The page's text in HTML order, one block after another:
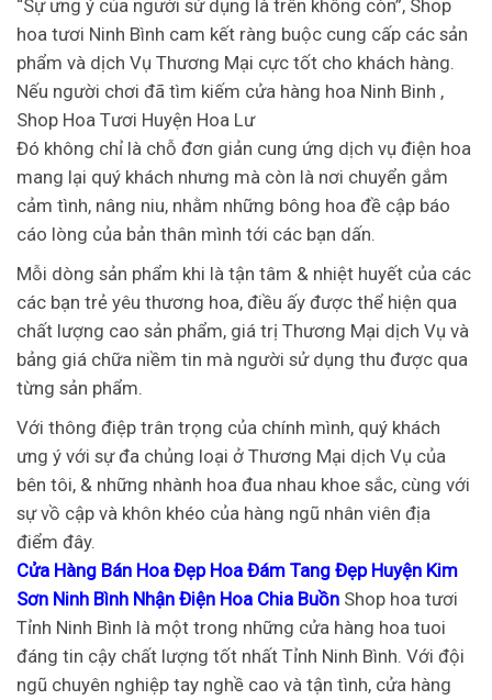
“Sự ưng ý của người sử dụng là trên không còn”, Shop
hoa tươi Ninh Bình cam kết ràng buộc cung cấp các sản
phẩm và dịch Vụ Thương Mại cực tốt cho khách hàng.
Nếu người chơi đã tìm kiếm cửa hàng hoa Ninh Binh ,
Shop Hoa Tươi Huyện Hoa Lư
Đó không chỉ là chỗ đơn giản cung ứng dịch vụ điện hoa
mang lại quý khách nhưng mà còn là nơi chuyển gắm
cảm tình, nâng niu, nhằm những bông hoa đề cập báo
cáo lòng của bản thân mình tới các bạn dấn.
Mỗi dòng sản phẩm khi là tận tâm & nhiệt huyết của các
các bạn trẻ yêu thương hoa, điều ấy được thể hiện qua
chất lượng cao sản phẩm, giá trị Thương Mại dịch Vụ và
bảng giá chữa niềm tin mà người sử dụng thu được qua
từng sản phẩm.
Với thông điệp trân trọng của chính mình, quý khách
ưng ý với sự đa chủng loại ở Thương Mại dịch Vụ của
bên tôi, & những nhành hoa đua nhau khoe sắc, cùng với
sự vồ cập và khôn khéo của hàng ngũ nhân viên địa
điểm đây.
Cửa Hàng Bán Hoa Đẹp Hoa Đám Tang Đẹp Huyện Kim
Sơn Ninh Bình Nhận Điện Hoa Chia Buồn Shop hoa tươi
Tỉnh Ninh Bình là một trong những cửa hàng hoa tuoi
đáng tin cậy chất lượng tốt nhất Tỉnh Ninh Bình. Với đội
ngũ chuyên nghiệp tay nghề cao và tận tình, cửa hàng